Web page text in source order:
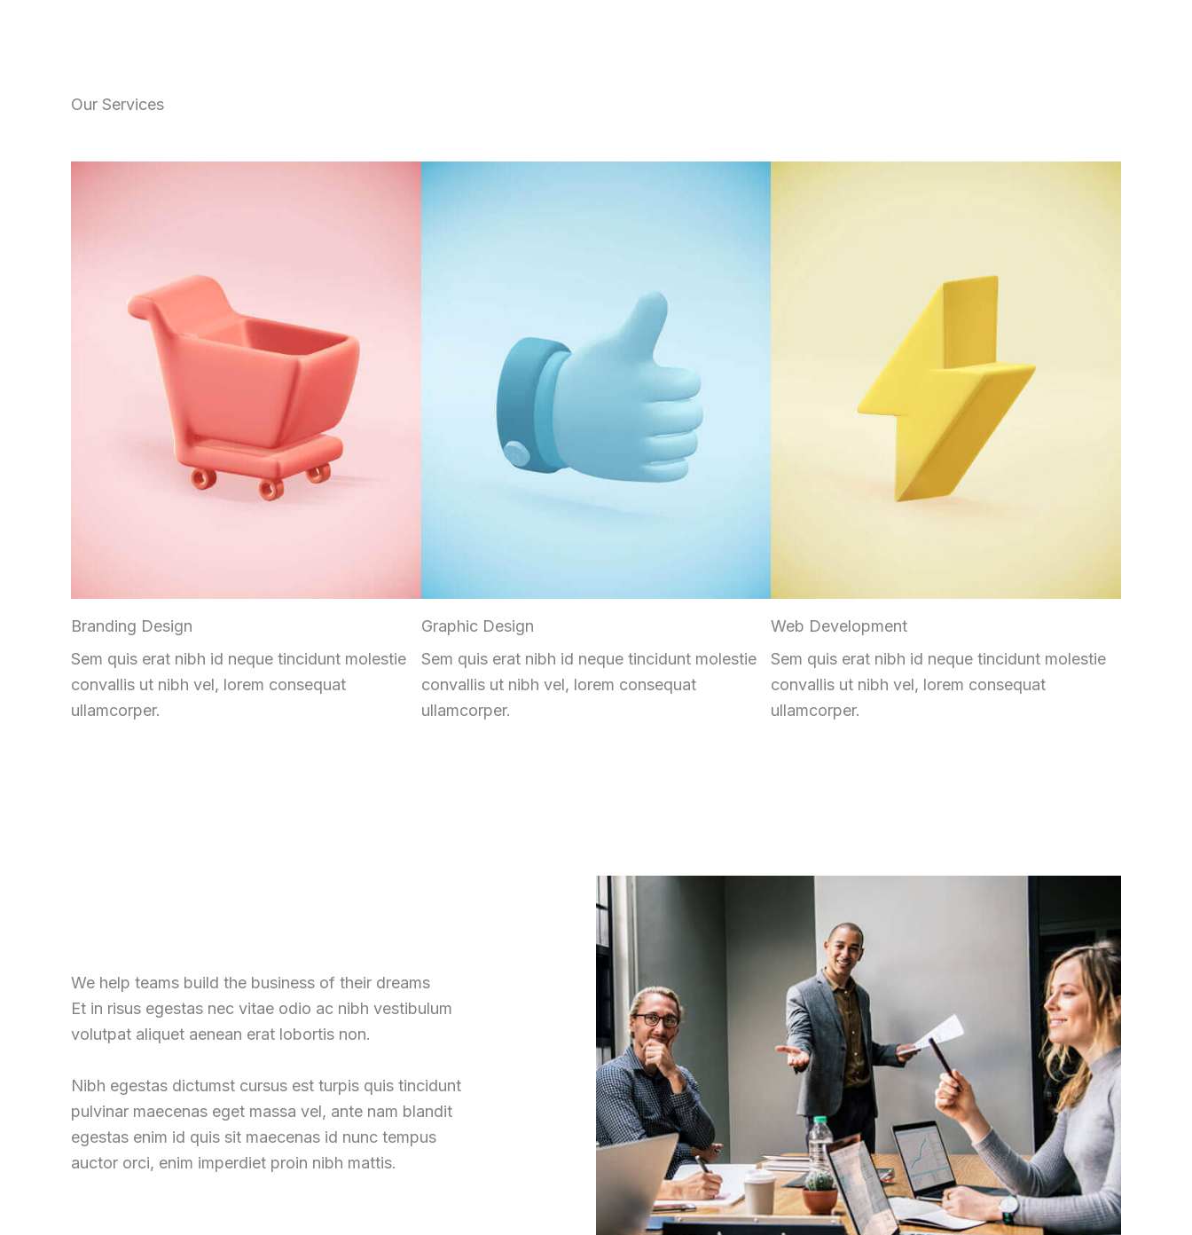
Our Services
Branding Design
Sem quis erat nibh id neque tincidunt molestie
convallis ut nibh vel, lorem consequat
ullamcorper.
Graphic Design
Sem quis erat nibh id neque tincidunt molestie
convallis ut nibh vel, lorem consequat
ullamcorper.
Web Development
Sem quis erat nibh id neque tincidunt molestie
convallis ut nibh vel, lorem consequat
ullamcorper.
We help teams build the business of their dreams
Et in risus egestas nec vitae odio ac nibh vestibulum
volutpat aliquet aenean erat lobortis non.
Nibh egestas dictumst cursus est turpis quis tincidunt
pulvinar maecenas eget massa vel, ante nam blandit
egestas enim id quis sit maecenas id nunc tempus
auctor orci, enim imperdiet proin nibh mattis.